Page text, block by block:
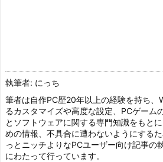
執筆者: にっち
筆者は自作PC歴20年以上の経験を持ち、
るカスタマイズや高度な設定、PCゲーム
とソフトウェアに関する専門知識をもと
めの情報、不具合に遭わないようにする
っとニッチよりなPCユーザー向け記事の
にわたって行っています。